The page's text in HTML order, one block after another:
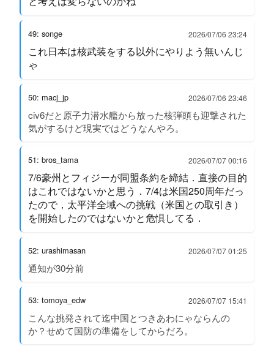
49: songe 2026/07/06 23:24
これ日本は核武装をする以外にやりよう無いんじ
ゃ
50: macj_jp 2026/07/06 23:46
civ6だと原子力潜水艦から放った核弾頭も迎撃された
気がするけど現実ではどうなんやろ。
51: bros_tama 2026/07/07 00:16
7/6豪州とフィジーが同盟条約を締結．直接の目的
はこれではないかと思う．7/4は米国250周年だっ
たので，太平洋全域への挑戦（米国との取引き）
を開始したのではないかと危惧してる．
52: urashimasan 2026/07/07 01:25
通知が30分前
53: tomoya_edw 2026/07/07 15:41
こんな挑発されて迄中国とつきあわにゃならんの
か？せめて国防の準備をしてからだろ。